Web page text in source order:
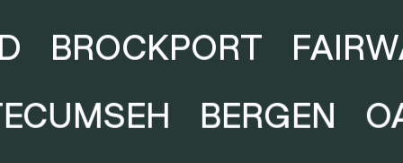
BROCKPORT
TECUMSEH
BERGEN